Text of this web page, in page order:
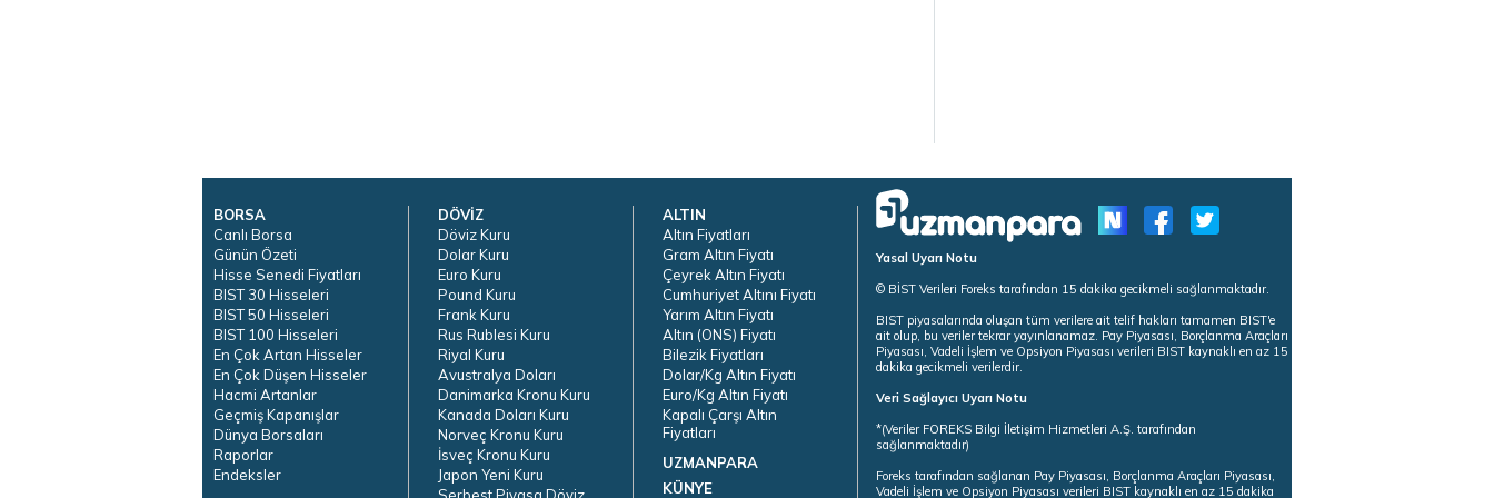
BORSA
Canlı Borsa
Günün Özeti
Hisse Senedi Fiyatları
BIST 30 Hisseleri
BIST 50 Hisseleri
BIST 100 Hisseleri
En Çok Artan Hisseler
En Çok Düşen Hisseler
Hacmi Artanlar
Geçmiş Kapanışlar
Dünya Borsaları
Raporlar
Endeksler
DÖVİZ
Döviz Kuru
Dolar Kuru
Euro Kuru
Pound Kuru
Frank Kuru
Rus Rublesi Kuru
Riyal Kuru
Avustralya Doları
Danimarka Kronu Kuru
Kanada Doları Kuru
Norveç Kronu Kuru
İsveç Kronu Kuru
Japon Yeni Kuru
Serbest Piyasa Döviz
ALTIN
Altın Fiyatları
Gram Altın Fiyatı
Çeyrek Altın Fiyatı
Cumhuriyet Altını Fiyatı
Yarım Altın Fiyatı
Altın (ONS) Fiyatı
Bilezik Fiyatları
Dolar/Kg Altın Fiyatı
Euro/Kg Altın Fiyatı
Kapalı Çarşı Altın
Fiyatları
UZMANPARA
KÜNYE
Yasal Uyarı Notu
© BİST Verileri Foreks tarafından 15 dakika gecikmeli sağlanmaktadır.
BIST piyasalarında oluşan tüm verilere ait telif hakları tamamen BIST'e
ait olup, bu veriler tekrar yayınlanamaz. Pay Piyasası, Borçlanma Araçları
Piyasası, Vadeli İşlem ve Opsiyon Piyasası verileri BIST kaynaklı en az 15
dakika gecikmeli verilerdir.
Veri Sağlayıcı Uyarı Notu
*(Veriler FOREKS Bilgi İletişim Hizmetleri A.Ş. tarafından
sağlanmaktadır)
Foreks tarafından sağlanan Pay Piyasası, Borçlanma Araçları Piyasası,
Vadeli İşlem ve Opsiyon Piyasası verileri BIST kaynaklı en az 15 dakika